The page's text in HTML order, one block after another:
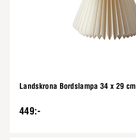
Landskrona Bordslampa 34 x 29 cm
449:-